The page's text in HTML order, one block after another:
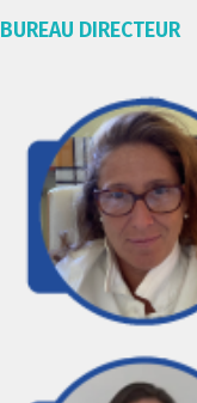
BUREAU DIRECTEUR